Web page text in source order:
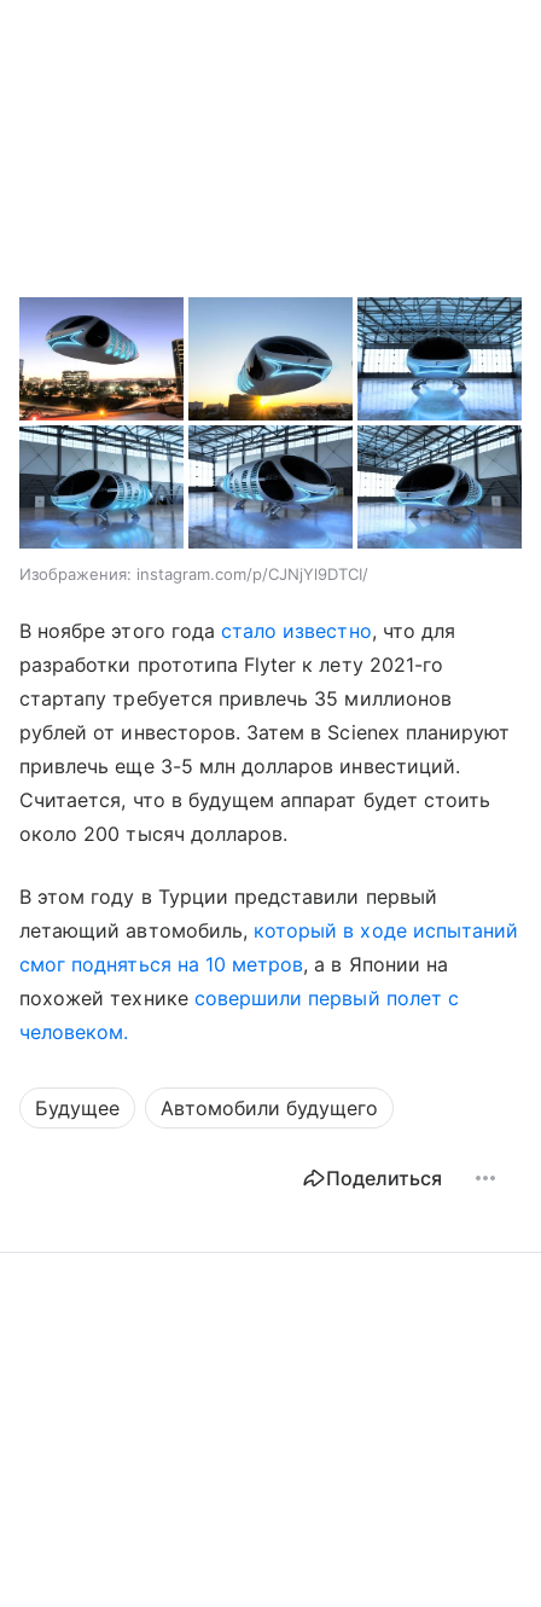
Изображения: instagram.com/p/CJNjYl9DTCI/
В ноябре этого года стало известно, что для
разработки прототипа Flyter к лету 2021-го
стартапу требуется привлечь 35 миллионов
рублей от инвесторов. Затем в Scienex планируют
привлечь еще 3-5 млн долларов инвестиций.
Считается, что в будущем аппарат будет стоить
около 200 тысяч долларов.
В этом году в Турции представили первый
летающий автомобиль, который в ходе испытаний
смог подняться на 10 метров, а в Японии на
похожей технике совершили первый полет с
человеком.
Будущее Автомобили будущего
Поделиться